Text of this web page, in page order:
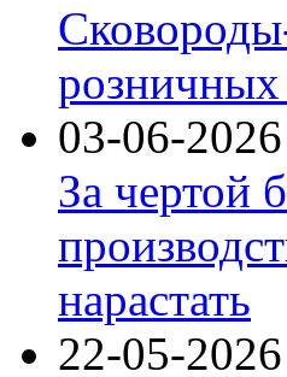
03-06-2026
За чертой
нарастать
22-05-2026